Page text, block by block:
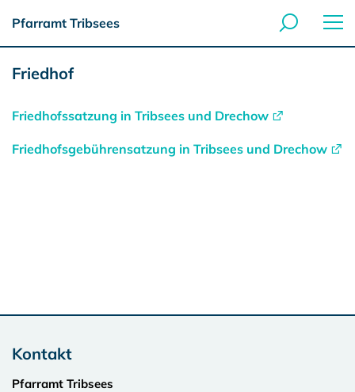
Pfarramt Tribsees
Friedhof
Friedhofssatzung in Tribsees und Drechow
Friedhofsgebührensatzung in Tribsees und Drechow
Kontakt
Pfarramt Tribsees